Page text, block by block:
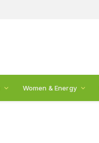
Women & Energy